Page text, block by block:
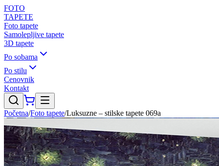
FOTO
TAPETE
Foto tapete
Samolepljive tapete
3D tapete
Po sobama
Po stilu
Cenovnik
Kontakt
Početna/Foto tapete/Luksuzne – stilske tapete 069a